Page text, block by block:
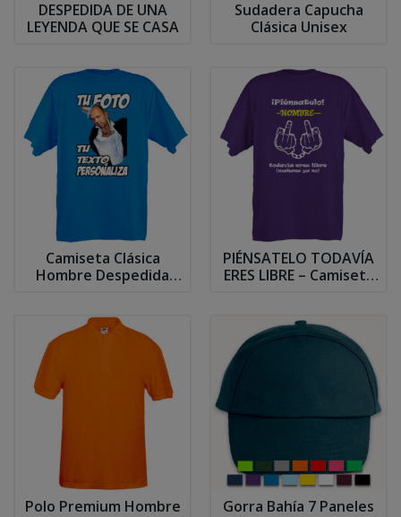
DESPEDIDA DE UNA
LEYENDA QUE SE CASA
Sudadera Capucha
Clásica Unisex
Camiseta Clásica
Hombre Despedida
PIÉNSATELO TODAVÍA
ERES LIBRE – Camiseta
Polo Premium Hombre Gorra Bahía 7 Paneles